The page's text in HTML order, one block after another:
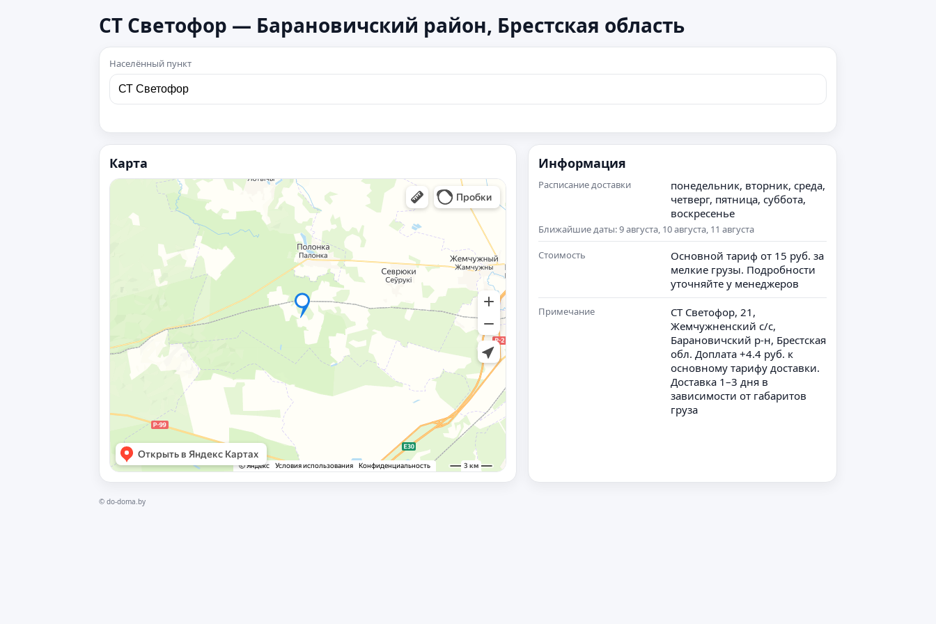
СТ Светофор — Барановичский район, Брестская область
Населённый пункт
Карта Информация
Расписание доставки
понедельник, вторник, среда,
четверг, пятница, суббота,
воскресенье
Ближайшие даты: 9 августа, 10 августа, 11 августа
Стоимость
Основной тариф от 15 руб. за
мелкие грузы. Подробности
уточняйте у менеджеров
Примечание
СТ Светофор, 21,
Жемчужненский с/с,
Барановичский р-н, Брестская
обл. Доплата +4.4 руб. к
основному тарифу доставки.
Доставка 1–3 дня в
зависимости от габаритов
груза
© do-doma.by